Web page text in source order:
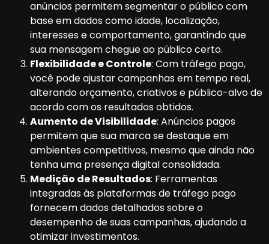
anúncios permitem segmentar o público com
base em dados como idade, localização,
interesses e comportamento, garantindo que
sua mensagem chegue ao público certo.
Flexibilidade e Controle: Com tráfego pago,
você pode ajustar campanhas em tempo real,
alterando orçamento, criativos e público-alvo de
acordo com os resultados obtidos.
Aumento de Visibilidade: Anúncios pagos
permitem que sua marca se destaque em
ambientes competitivos, mesmo que ainda não
tenha uma presença digital consolidada.
Medição de Resultados: Ferramentas
integradas às plataformas de tráfego pago
fornecem dados detalhados sobre o
desempenho de suas campanhas, ajudando a
otimizar investimentos.